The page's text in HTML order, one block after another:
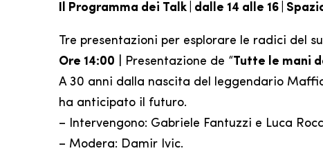
Il Programma dei Talk | dalle 14 alle 16 |
Tre presentazioni per esplorare le radici del
Ore 14:00 | Presentazione de “Tutte le mani
A 30 anni dalla nascita del leggendario
ha anticipato il futuro.
– Intervengono: Gabriele Fantuzzi e Luca
– Modera: Damir Ivic.